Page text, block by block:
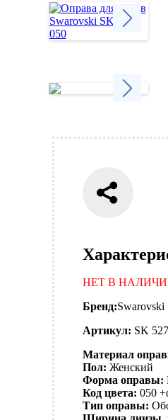
НЕТ В
Бренд:Swarovski
Артикул: SK
Материал
Пол: Женский
Форма оправы:
Код цвета: 050
Тип оправы: